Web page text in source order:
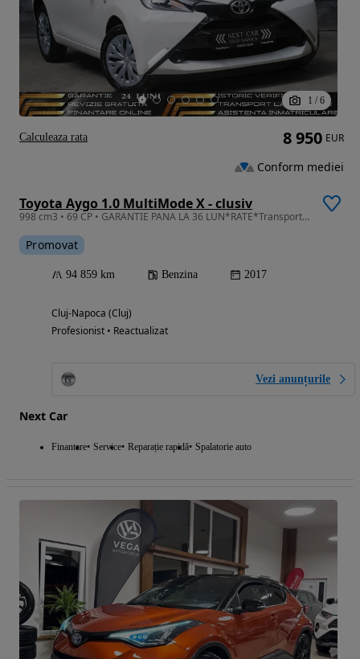
1 / 6
Toyota Aygo 1.0 MultiMode X - clusiv
998 cm3 • 69 CP • GARANTIE PANA LA 36 LUN*RATE*Transport*Benzina*Automata*Led*AC*
Promovat
94 859 km Benzina 2017
Cluj-Napoca (Cluj)
Profesionist • Reactualizat
Vezi anunțurile
Next Car
Finantare Service Reparație rapidă Spalatorie auto
8 950 EUR
Conform mediei
Calculeaza rata